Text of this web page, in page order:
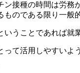
種の時間は労務
のである限り一
うことであれば就
て活用しやすい